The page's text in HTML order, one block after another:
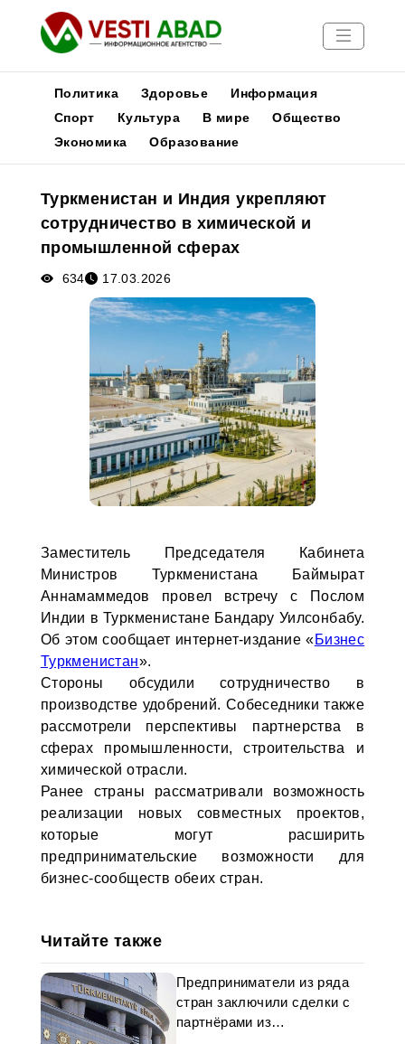
Новости
Медиа
Афиша
Политика Здоровье
Информация
Спорт
Культура В мире
Общество
Экономика
Образование
Туркменистан и Индия укрепляют
сотрудничество в химической и
промышленной сферах
634 17.03.2026
Заместитель Председателя Кабинета
Министров Туркменистана Баймырат
Аннамаммедов провел встречу с Послом
Индии в Туркменистане Бандару Уилсонбабу.
Об этом сообщает интернет-издание «Бизнес
Туркменистан».
Стороны обсудили сотрудничество в
производстве удобрений. Собеседники также
рассмотрели перспективы партнерства в
сферах промышленности, строительства и
химической отрасли.
Ранее страны рассматривали возможность
реализации новых совместных проектов,
которые могут расширить
предпринимательские возможности для
бизнес-сообществ обеих стран.
Читайте также
Предприниматели из ряда
стран заключили сделки с
партнёрами из